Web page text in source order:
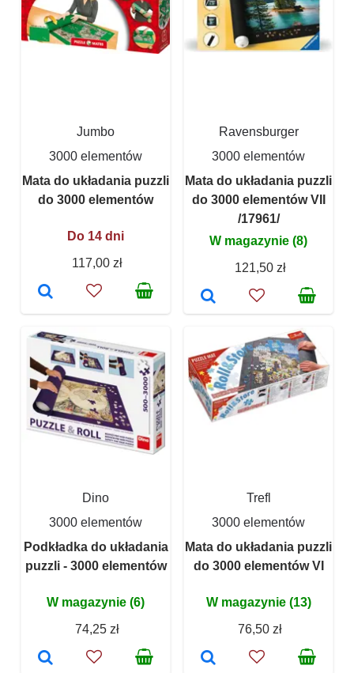
Jumbo
3000 elementów
Mata do układania puzzli
do 3000 elementów
Do 14 dni
117,00 zł
Ravensburger
3000 elementów
Mata do układania puzzli
do 3000 elementów VII
/17961/
W magazynie (8)
121,50 zł
Dino
3000 elementów
Podkładka do układania
puzzli - 3000 elementów
W magazynie (6)
74,25 zł
Trefl
3000 elementów
Mata do układania puzzli
do 3000 elementów VI
W magazynie (13)
76,50 zł